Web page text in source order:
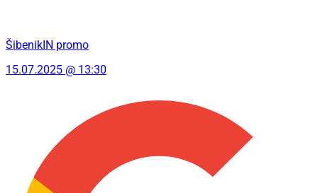
ŠibenikIN promo
15.07.2025 @ 13:30